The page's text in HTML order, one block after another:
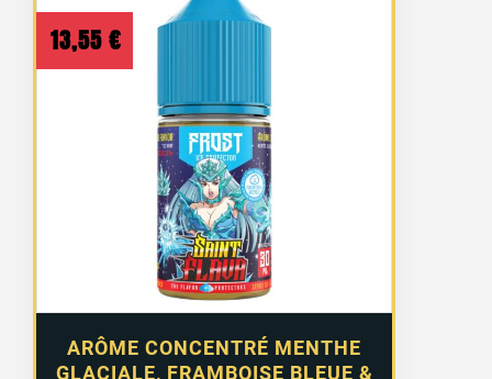
ARÔME CONCENTRÉ MENTHE
GLACIALE, FRAMBOISE BLEUE &
13,55 €